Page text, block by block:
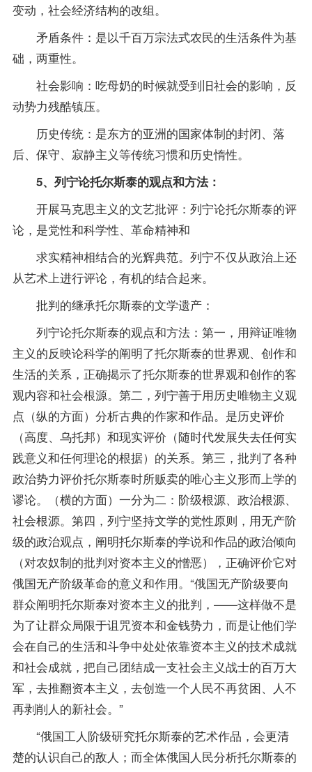
变动，社会经济结构的改组。
矛盾条件：是以千百万宗法式农民的生活条件为基
础，两重性。
社会影响：吃母奶的时候就受到旧社会的影响，反
动势力残酷镇压。
历史传统：是东方的亚洲的国家体制的封闭、落
后、保守、寂静主义等传统习惯和历史惰性。
5、列宁论托尔斯泰的观点和方法：
开展马克思主义的文艺批评：列宁论托尔斯泰的评
论，是党性和科学性、革命精神和
求实精神相结合的光辉典范。列宁不仅从政治上还
从艺术上进行评论，有机的结合起来。
批判的继承托尔斯泰的文学遗产：
列宁论托尔斯泰的观点和方法：第一，用辩证唯物
主义的反映论科学的阐明了托尔斯泰的世界观、创作和
生活的关系，正确揭示了托尔斯泰的世界观和创作的客
观内容和社会根源。第二，列宁善于用历史唯物主义观
点（纵的方面）分析古典的作家和作品。是历史评价
（高度、乌托邦）和现实评价（随时代发展失去任何实
践意义和任何理论的根据）的关系。第三，批判了各种
政治势力评价托尔斯泰时所贩卖的唯心主义形而上学的
谬论。（横的方面）一分为二：阶级根源、政治根源、
社会根源。第四，列宁坚持文学的党性原则，用无产阶
级的政治观点，阐明托尔斯泰的学说和作品的政治倾向
（对农奴制的批判对资本主义的憎恶），正确评价它对
俄国无产阶级革命的意义和作用。“俄国无产阶级要向
群众阐明托尔斯泰对资本主义的批判，——这样做不是
为了让群众局限于诅咒资本和金钱势力，而是让他们学
会在自己的生活和斗争中处处依靠资本主义的技术成就
和社会成就，把自己团结成一支社会主义战士的百万大
军，去推翻资本主义，去创造一个人民不再贫困、人不
再剥削人的新社会。”
“俄国工人阶级研究托尔斯泰的艺术作品，会更清
楚的认识自己的敌人；而全体俄国人民分析托尔斯泰的